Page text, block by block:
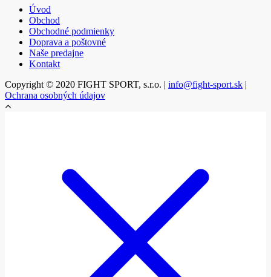
Úvod
Obchod
Obchodné podmienky
Doprava a poštovné
Naše predajne
Kontakt
Copyright © 2020 FIGHT SPORT, s.r.o. | info@fight-sport.sk |
Ochrana osobných údajov